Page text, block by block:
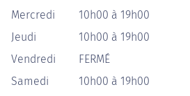
Mercredi
10h00 à 19h00
Jeudi
10h00 à 19h00
Vendredi
FERMÉ
Samedi
10h00 à 19h00